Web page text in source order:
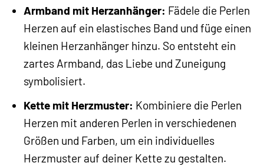
Armband mit Herzanhänger: Fädele die Perlen
Herzen auf ein elastisches Band und füge einen
kleinen Herzanhänger hinzu. So entsteht ein
zartes Armband, das Liebe und Zuneigung
symbolisiert.
Kette mit Herzmuster: Kombiniere die Perlen
Herzen mit anderen Perlen in verschiedenen
Größen und Farben, um ein individuelles
Herzmuster auf deiner Kette zu gestalten.